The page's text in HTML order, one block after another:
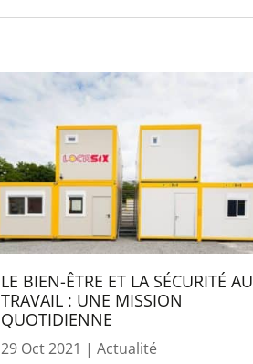
LE BIEN-ÊTRE ET LA SÉCURITÉ AU
TRAVAIL : UNE MISSION
QUOTIDIENNE
29 Oct 2021 | Actualité